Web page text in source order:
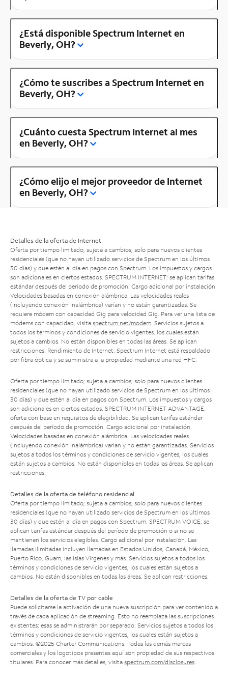
¿Está disponible Spectrum Internet en
Beverly, OH?
¿Cómo te suscribes a Spectrum Internet en
Beverly, OH?
¿Cuánto cuesta Spectrum Internet al mes
en Beverly, OH?
¿Cómo elijo el mejor proveedor de Internet
en Beverly, OH?
Detalles de la oferta de Internet
Oferta por tiempo limitado; sujeta a cambios; solo para nuevos clientes
residenciales (que no hayan utilizado servicios de Spectrum en los últimos
30 días) y que estén al día en pagos con Spectrum. Los impuestos y cargos
son adicionales en ciertos estados. SPECTRUM INTERNET: se aplican tarifas
estándar después del período de promoción. Cargo adicional por instalación.
Velocidades basadas en conexión alámbrica. Las velocidades reales
(incluyendo conexión inalámbrica) varían y no están garantizadas. Se
requiere módem con capacidad Gig para velocidad Gig. Para ver una lista de
módems con capacidad, visita spectrum.net/modem . Servicios sujetos a
todos los términos y condiciones de servicio vigentes, los cuales están
sujetos a cambios. No están disponibles en todas las áreas. Se aplican
restricciones. Rendimiento de Internet: Spectrum Internet está respaldado
por fibra óptica y se suministra a la propiedad mediante una red HFC.
Oferta por tiempo limitado; sujeta a cambios; solo para nuevos clientes
residenciales (que no hayan utilizado servicios de Spectrum en los últimos
30 días) y que estén al día en pagos con Spectrum. Los impuestos y cargos
son adicionales en ciertos estados. SPECTRUM INTERNET ADVANTAGE:
oferta con base en requisitos de elegibilidad. Se aplican tarifas estándar
después del período de promoción. Cargo adicional por instalación.
Velocidades basadas en conexión alámbrica. Las velocidades reales
(incluyendo conexión inalámbrica) varían y no están garantizadas. Servicios
sujetos a todos los términos y condiciones de servicio vigentes, los cuales
están sujetos a cambios. No están disponibles en todas las áreas. Se aplican
restricciones.
Detalles de la oferta de teléfono residencial
Oferta por tiempo limitado; sujeta a cambios; solo para nuevos clientes
residenciales (que no hayan utilizado servicios de Spectrum en los últimos
30 días) y que estén al día en pagos con Spectrum. SPECTRUM VOICE: se
aplican tarifas estándar después del período de promoción o si no se
mantienen los servicios elegibles. Cargo adicional por instalación. Las
llamadas ilimitadas incluyen llamadas en Estados Unidos, Canadá, México,
Puerto Rico, Guam, las Islas Vírgenes y más. Servicios sujetos a todos los
términos y condiciones de servicio vigentes, los cuales están sujetos a
cambios. No están disponibles en todas las áreas. Se aplican restricciones.
Detalles de la oferta de TV por cable
Puede solicitarse la activación de una nueva suscripción para ver contenido a
través de cada aplicación de streaming. Esto no reemplaza las suscripciones
existentes; esas se administrarán por separado. Servicios sujetos a todos los
términos y condiciones de servicio vigentes, los cuales están sujetos a
cambios. ©2025 Charter Communications. Todas las demás marcas
comerciales y los logotipos presentes aquí son propiedad de sus respectivos
titulares. Para conocer más detalles, visita spectrum.com/disclosures